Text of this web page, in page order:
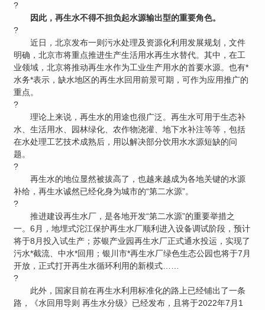
?
因此，再生水不得不担负起水源输出型的重要角色。
?
近日，北京发布一则污水处理及资源化利用发展规划，文件
明确，北京市将重点推进生产生活用水再生水替代。其中，在工
业领域，北京将推动再生水作为工业生产用水的首要水源。也有*
水务*表示，缺水地区的再生水回用前景可期，可作为应用推广的
重点。
?
理论上来说，再生水的用途也很广泛。再生水可用于生态补
水、生活用水、园林绿化、农作物浇灌、地下水补注等等，包括
在水处理工艺技术成熟后，用以解决部分饮用水水源短缺的问
题。
?
再生水的地位显然被拔高了，也越来越成为各地关键的水源
补给，再生水诚然已经化身为城市的“第二水源”。
?
推进建设再生水厂，是各地开发“第二水源”的重要举措之
一。6月，地埋式沱江保护再生水厂顺利进入设备调试阶段，预计
将于8月投入试生产；苏银产业园再生水厂正式通水投运，实现了
污水*截流、中水*回用；银川市*再生水厂绿色生态公园也将于7月
开放，正式打开再生水循环利用的新模式……
?
此外，国家目前在再生水利用标准化的路上已经铺出了一条
路，《水回用导则 再生水分级》已经发布，且将于2022年7月1